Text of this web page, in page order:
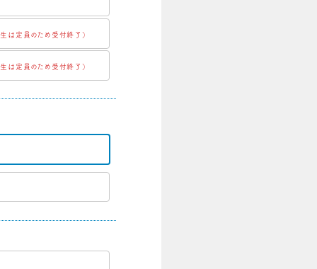
生は定員のため受付終了）
生は定員のため受付終了）